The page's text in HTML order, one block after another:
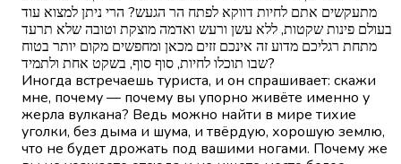
מתעקשים אתם לחיות דווקא לפתח הר הגעש? הרי ניתן למצוא עוד
בעולם פינות שקטות, ללא עשן ורעש ואדמה מוצקת וטובה שלא תרעד
מתחת רגליכם מדוע זה אינכם זזים מכאן ומחפשים מקום יותר בטוח
שבו תוכלו לחיות, סוף סוף, בשקט אחת ולתמיד?
Иногда встречаешь туриста, и он спрашивает: скажи
мне, почему — почему вы упорно живёте именно у
жерла вулкана? Ведь можно найти в мире тихие
уголки, без дыма и шума, и твёрдую, хорошую землю,
что не будет дрожать под вашими ногами. Почему же